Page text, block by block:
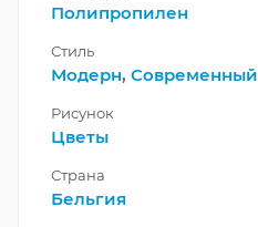
Полипропилен
Стиль
Модерн, Современный
Рисунок
Цветы
Страна
Бельгия